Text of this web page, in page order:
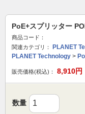
PoE+スプリッター
商品コード：
関連カテゴリ：
PLANET
PLANET Technology >
販売価格(税込)： 8,910円
数量